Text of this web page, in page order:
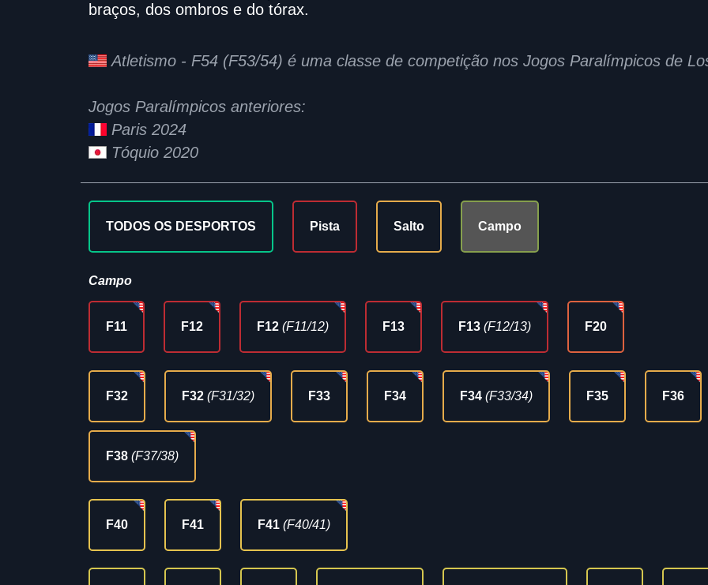
braços, dos ombros e do tórax.
Atletismo - F54 (F53/54) é uma classe de competição nos Jogos Paralímpicos de
Jogos Paralímpicos anteriores:
Paris 2024
Tóquio 2020
TODOS OS DESPORTOS Pista Salto Campo
Campo
F11 F12 F12 (F11/12) F13 F13 (F12/13) F20
F32 F32 (F31/32) F33 F34 F34 (F33/34) F35 F36
F38 (F37/38)
F40 F41 F41 (F40/41)